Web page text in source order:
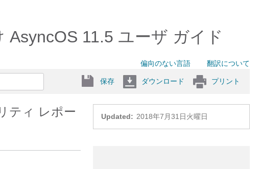
11.5 ユーザ ガイド
偏向のない言語 翻訳について
保存 ダウンロード プリント
Updated: 2018年7月31日火曜日
ティ レポー